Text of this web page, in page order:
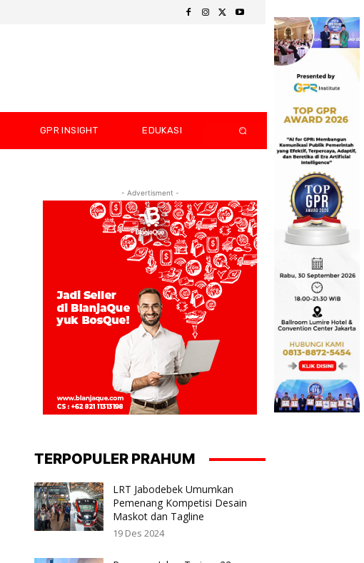
GPR INSIGHT EDUKASI
- Advertisment -
TERPOPULER PRAHUM
LRT Jabodebek Umumkan
Pemenang Kompetisi Desain
Maskot dan Tagline
19 Des 2024